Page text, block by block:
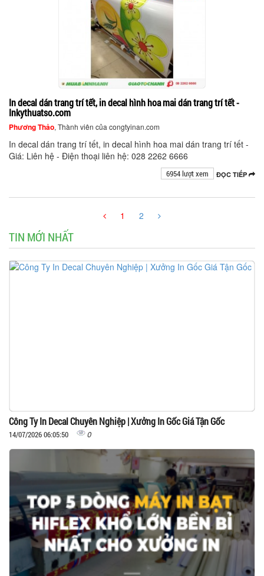
In decal dán trang trí tết, in decal hình hoa mai dán trang trí tết -
Inkythuatso.com
Phương Thảo, Thành viên của congtyinan.com
In decal dán trang trí tết, in decal hình hoa mai dán trang trí tết -
Giá: Liên hệ - Điện thoại liên hệ: 028 2262 6666
ĐỌC TIẾP
6954 lượt xem
1 2
TIN MỚI NHẤT
Công Ty In Decal Chuyên Nghiệp | Xưởng In Gốc Giá Tận Gốc
14/07/2026 06:05:50 0